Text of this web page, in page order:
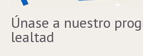
Únase a nuestro
lealtad